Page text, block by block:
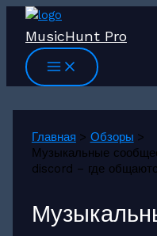
Перейти
содержимому
MusicHunt Pro
Главная
Обзоры
Музыкальные
discord – где